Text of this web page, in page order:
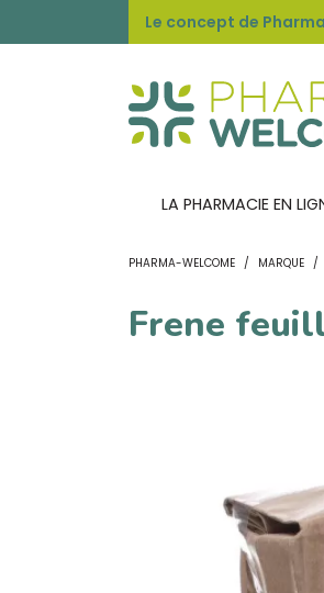
Le concept de
LA PHARMACIE EN
PHARMA-WELCOME MARQUE
Frene